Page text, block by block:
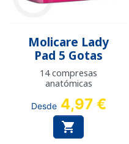
Molicare Lady
Pad 5 Gotas
14 compresas
anatómicas
Desde 4,97 €
